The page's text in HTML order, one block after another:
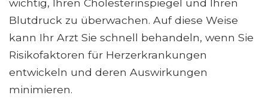
wichtig, Ihren Cholesterinspiegel und Ihren
Blutdruck zu überwachen. Auf diese Weise
kann Ihr Arzt Sie schnell behandeln, wenn Sie
Risikofaktoren für Herzerkrankungen
entwickeln und deren Auswirkungen
minimieren.